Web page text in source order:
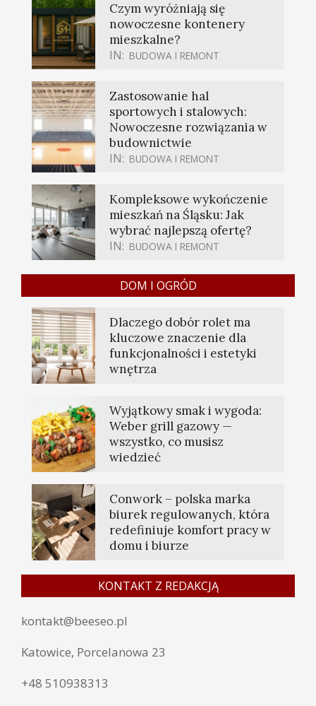
Czym wyróżniają się
nowoczesne kontenery
mieszkalne?
IN: BUDOWA I REMONT
Zastosowanie hal
sportowych i stalowych:
Nowoczesne rozwiązania w
budownictwie
IN: BUDOWA I REMONT
Kompleksowe wykończenie
mieszkań na Śląsku: Jak
wybrać najlepszą ofertę?
IN: BUDOWA I REMONT
DOM I OGRÓD
Dlaczego dobór rolet ma
kluczowe znaczenie dla
funkcjonalności i estetyki
wnętrza
Wyjątkowy smak i wygoda:
Weber grill gazowy —
wszystko, co musisz
wiedzieć
Conwork – polska marka
biurek regulowanych, która
redefiniuje komfort pracy w
domu i biurze
KONTAKT Z REDAKCJĄ
kontakt@beeseo.pl
Katowice, Porcelanowa 23
+48 510938313